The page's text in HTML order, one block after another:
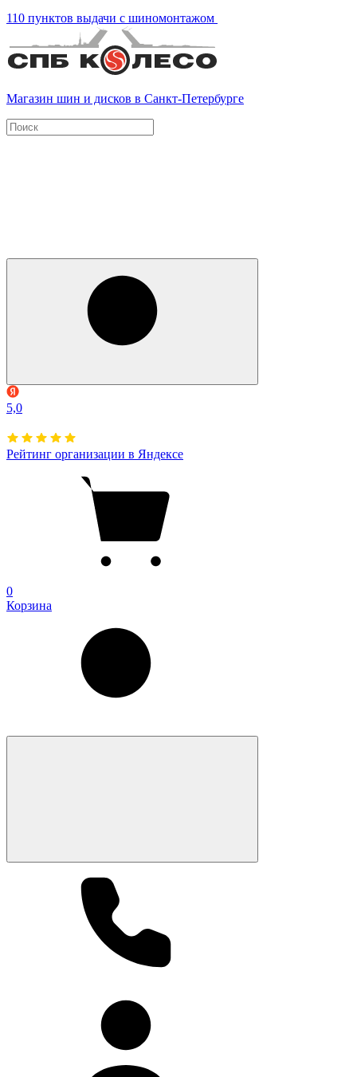
110 пунктов выдачи с шиномонтажом
Магазин шин и дисков в Санкт-Петербурге
5,0
Рейтинг организации в Яндексе
0
Корзина